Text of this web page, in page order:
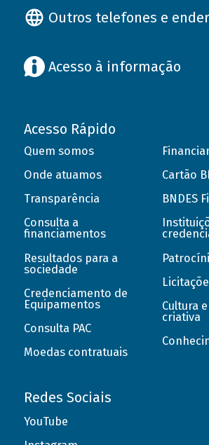
Outros telefones e
Acesso à informação
Acesso Rápido
Quem somos
Onde atuamos
Transparência
Consulta a
financiamentos
Resultados para a
sociedade
Credenciamento de
Equipamentos
Consulta PAC
Moedas contratuais
Cartão
BNDES
Cultura
criativa
Redes Sociais
YouTube